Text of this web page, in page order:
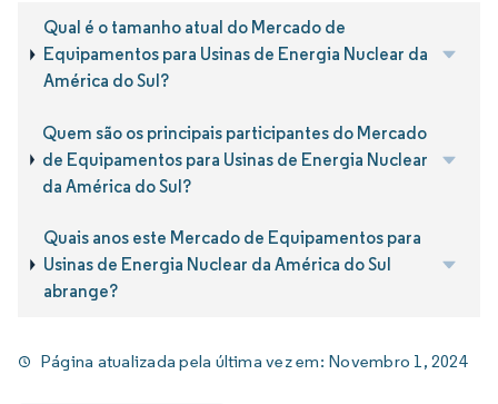
Qual é o tamanho atual do Mercado de
Equipamentos para Usinas de Energia Nuclear da
América do Sul?
Quem são os principais participantes do Mercado
de Equipamentos para Usinas de Energia Nuclear
da América do Sul?
Quais anos este Mercado de Equipamentos para
Usinas de Energia Nuclear da América do Sul
abrange?
Página atualizada pela última vez em: Novembro 1, 2024